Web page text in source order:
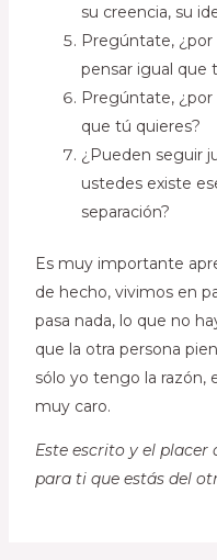
su creencia, su
Pregúntate, ¿por
pensar igual que
Pregúntate, ¿por
que tú quieres?
¿Pueden seguir
ustedes existe
separación?
Es muy importante
de hecho, vivimos en
pasa nada, lo que no
que la otra persona
sólo yo tengo la razón,
muy caro.
Este escrito y el placer
para ti que estás del